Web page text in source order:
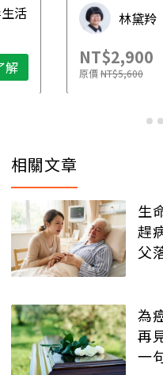
活
解
林黛羚
NT$2,900
原價NT$5,600
相關文章
生
趕
父
為
再
一